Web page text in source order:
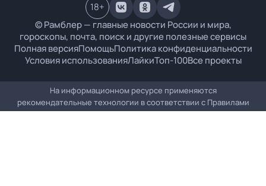
© Рамблер — главные новости России и мира,
гороскопы, почта, поиск и другие полезные сервисы
Полная версияПомощьПолитика конфиденциальности
Условия использованияЛайкиТоп-100Все проекты
18+
На информационном ресурсе применяются
рекомендательные технологии в соответствии с Правилами